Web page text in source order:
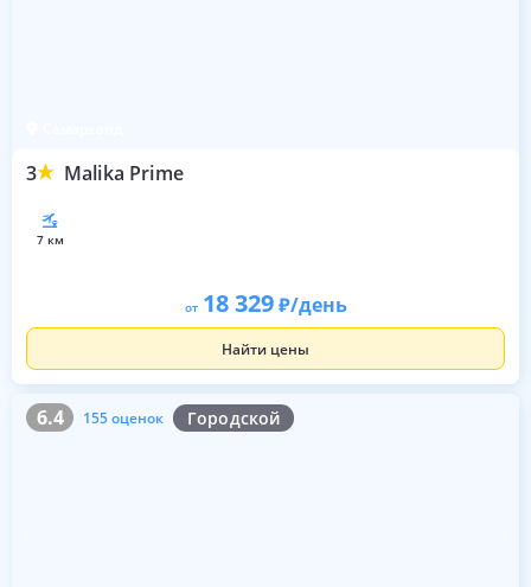
3 Malika Prime
7 км
от 18 329 /день
Найти цены
6.4 155 оценок Городской
6.4 155 оценок